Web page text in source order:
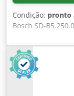
Condição: pronto
Bosch SD-
SN:746000208,
danificado, veja a
100% funcional,
ATENÇÃO:
embalagem e
embalagem e